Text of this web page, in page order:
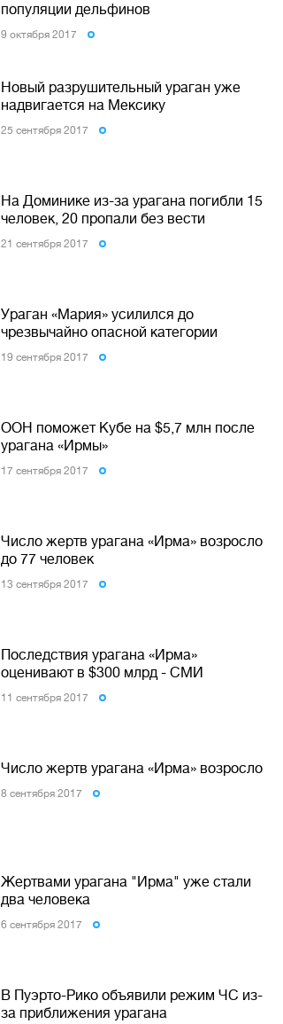
популяции дельфинов
9 октября 2017
Новый разрушительный ураган уже
надвигается на Мексику
25 сентября 2017
На Доминике из-за урагана погибли 15
человек, 20 пропали без вести
21 сентября 2017
Ураган «Мария» усилился до
чрезвычайно опасной категории
19 сентября 2017
ООН поможет Кубе на $5,7 млн после
урагана «Ирмы»
17 сентября 2017
Число жертв урагана «Ирма» возросло
до 77 человек
13 сентября 2017
Последствия урагана «Ирма»
оценивают в $300 млрд - СМИ
11 сентября 2017
Число жертв урагана «Ирма» возросло
8 сентября 2017
Жертвами урагана "Ирма" уже стали
два человека
6 сентября 2017
В Пуэрто-Рико объявили режим ЧС из-
за приближения урагана